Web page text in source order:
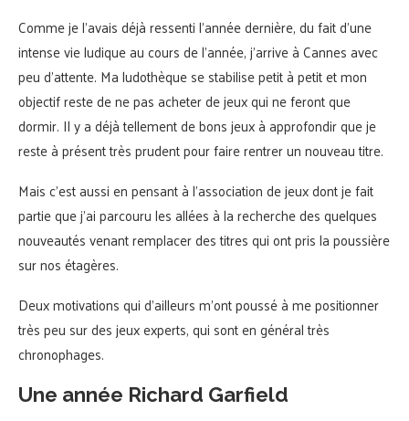
Comme je l’avais déjà ressenti l’année dernière, du fait d’une
intense vie ludique au cours de l’année, j’arrive à Cannes avec
peu d’attente. Ma ludothèque se stabilise petit à petit et mon
objectif reste de ne pas acheter de jeux qui ne feront que
dormir. Il y a déjà tellement de bons jeux à approfondir que je
reste à présent très prudent pour faire rentrer un nouveau titre.
Mais c’est aussi en pensant à l’association de jeux dont je fait
partie que j’ai parcouru les allées à la recherche des quelques
nouveautés venant remplacer des titres qui ont pris la poussière
sur nos étagères.
Deux motivations qui d’ailleurs m’ont poussé à me positionner
très peu sur des jeux experts, qui sont en général très
chronophages.
Une année Richard Garfield